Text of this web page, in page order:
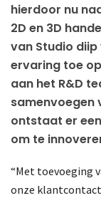
hierdoor nu
2D en 3D
van Studio
ervaring toe
aan het R&D
samenvoegen
ontstaat er
om te
“Met toevoeging
onze